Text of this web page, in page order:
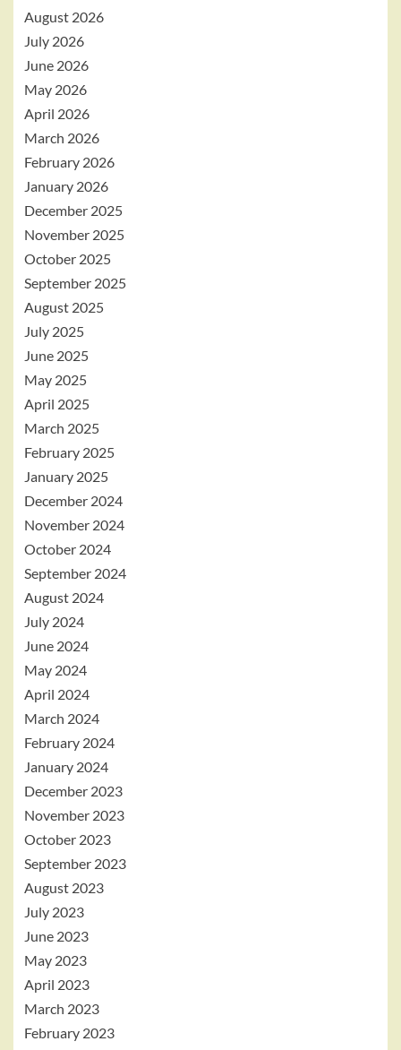
August 2026
July 2026
June 2026
May 2026
April 2026
March 2026
February 2026
January 2026
December 2025
November 2025
October 2025
September 2025
August 2025
July 2025
June 2025
May 2025
April 2025
March 2025
February 2025
January 2025
December 2024
November 2024
October 2024
September 2024
August 2024
July 2024
June 2024
May 2024
April 2024
March 2024
February 2024
January 2024
December 2023
November 2023
October 2023
September 2023
August 2023
July 2023
June 2023
May 2023
April 2023
March 2023
February 2023